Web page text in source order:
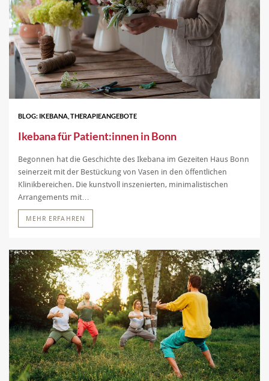
BLOG: IKEBANA, THERAPIEANGEBOTE
Ikebana für Patient:innen in Bonn
Begonnen hat die Geschichte des Ikebana im Gezeiten Haus Bonn
seinerzeit mit der Bestückung von Vasen in den öffentlichen
Klinikbereichen. Die kunstvoll inszenierten, minimalistischen
Arrangements mit…
MEHR ERFAHREN